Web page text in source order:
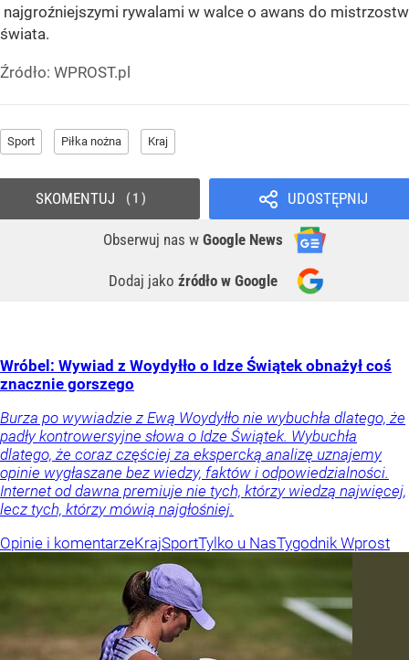
najgroźniejszymi rywalami w walce o awans do mistrzostw
świata.
Źródło: WPROST.pl
Sport Piłka nożna Kraj
UDOSTĘPNIJ
Obserwuj nas w Google News
Dodaj jako źródło w Google
SKOMENTUJ 1
Wróbel: Wywiad z Woydyłło o Idze Świątek obnażył coś
znacznie gorszego
Burza po wywiadzie z Ewą Woydyłło nie wybuchła dlatego, że
padły kontrowersyjne słowa o Idze Świątek. Wybuchła
dlatego, że coraz częściej za ekspercką analizę uznajemy
opinie wygłaszane bez wiedzy, faktów i odpowiedzialności.
Internet od dawna premiuje nie tych, którzy wiedzą najwięcej,
lecz tych, którzy mówią najgłośniej.
Opinie i komentarzeKrajSportTylko u NasTygodnik Wprost